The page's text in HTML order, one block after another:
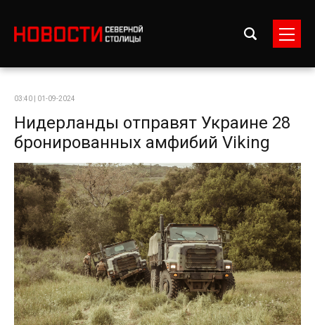
03:40 | 01-09-2024
Нидерланды отправят Украине 28
бронированных амфибий Viking